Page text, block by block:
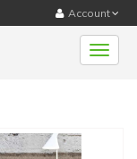
Account
Menu